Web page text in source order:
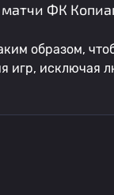
ФК
образом,
игр, исключая